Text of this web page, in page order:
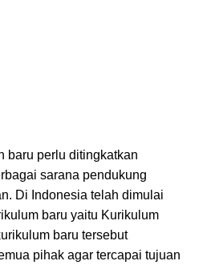
baru perlu ditingkatkan
sarana pendukung
Di Indonesia telah dimulai
baru yaitu Kurikulum
baru tersebut
pihak agar tercapai tujuan